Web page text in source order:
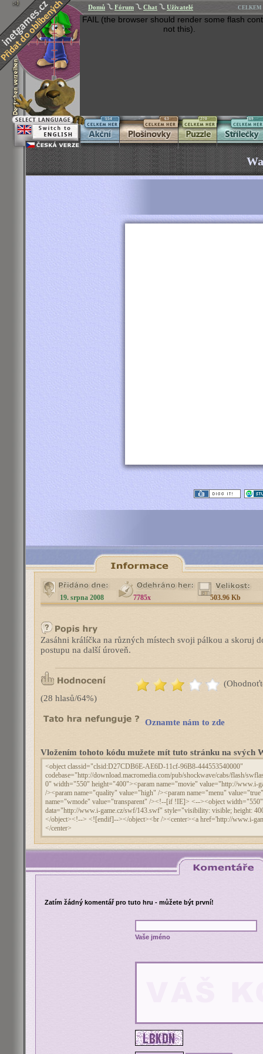
Domů Fórum Chat Uživatelé CELKEM
FAIL (the browser should render some flash
not this).
554 63 270 269
19. srpna 2008 7785x 503.96 Kb
Zasáhni králíčka na různých místech svoji pálkou a skoruj
postupu na další úroveň.
(28 hlasů/64%)
Oznamte nám to zde
Vložením tohoto kódu mužete mít tuto stránku na svých
Zatím žádný komentář pro tuto hru - můžete být první!
Vaše jméno